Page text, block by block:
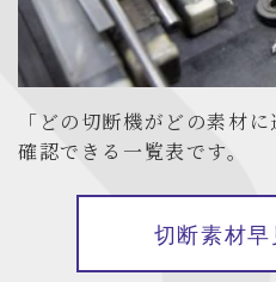
「どの切断機がどの素材
確認できる一覧表です。
切断素材早